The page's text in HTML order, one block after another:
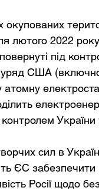
лютого 2022
під
уряд США
України
сил в
ЄС забезпечити
Росії щодо